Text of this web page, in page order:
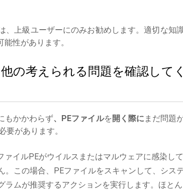
上級ユーザーにのみお勧めします。適切な知
性があります。
の考えられる問題を確認してく
もかかわらず、PEファイルを 開く際に まだ問題
要があります。
ァイルPEがウイルスまたはマルウェアに感染し
この場合、PEファイルをスキャンして、シス
ラムが推奨するアクションを実行します。ほと